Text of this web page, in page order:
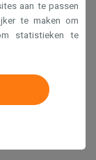
aan te passen
te maken om
statistieken te